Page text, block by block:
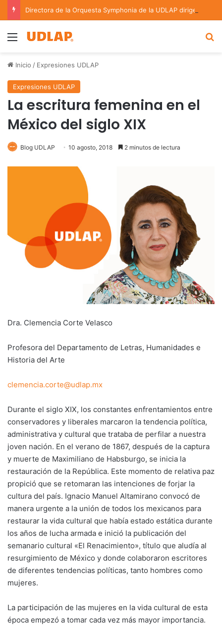
Menu
Inicio / Expresiones UDLAP
Expresiones UDLAP
La escritura femenina en el
México del siglo XIX
Blog UDLAP 10 agosto, 2018 2 minutos de lectura
Dra. Clemencia Corte Velasco
Profesora del Departamento de Letras, Humanidades e
Historia del Arte
clemencia.corte@udlap.mx
Durante el siglo XIX, los constantes enfrentamientos entre
conservadores y liberales marcaron la tendencia política,
administrativa y cultural que trataba de perfilar a nuestra
joven nación. En el verano de 1867, después de la captura
y muerte de Maximiliano de Habsburgo, se inicia la
restauración de la República. Este momento de relativa paz
propició que se retomaran las intenciones de forjar la
cultura del país. Ignacio Manuel Altamirano convocó de
manera urgente a la unión de todos los mexicanos para
restaurar la vida cultural que había estado estática durante
los años de lucha armada e inició la publicación del
semanario cultural «El Renacimiento», título que aludía al
resurgimiento de México y donde colaboraron escritores
de diferentes tendencias políticas, tanto hombres como
mujeres.
La participación de las mujeres en la vida cultural de esta
época empezó a tomar cada vez más mayor importancia.